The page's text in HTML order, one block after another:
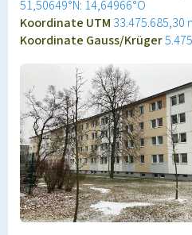
51,50649°N: 14,64966°O
Koordinate UTM 33.475.685,30
Koordinate Gauss/Krüger